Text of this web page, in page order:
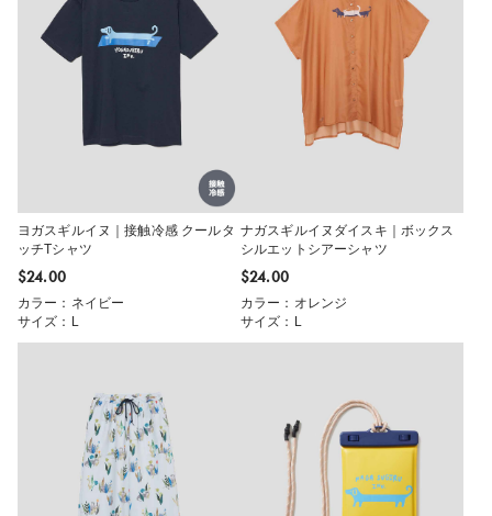
ヨガスギルイヌ｜接触冷感 クールタ
ッチTシャツ
$‌24.00
カラー：ネイビー
サイズ：L
ナガスギルイヌダイスキ｜ボックス
シルエットシアーシャツ
$‌24.00
カラー：オレンジ
サイズ：L